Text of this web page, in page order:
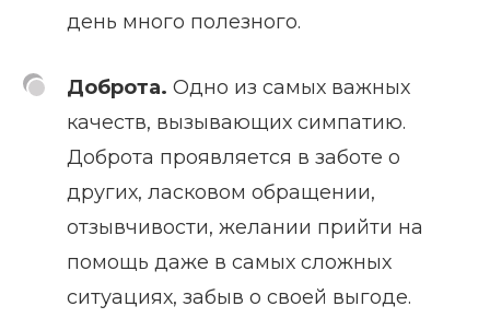
день много полезного.
Доброта. Одно из самых важных
качеств, вызывающих симпатию.
Доброта проявляется в заботе о
других, ласковом обращении,
отзывчивости, желании прийти на
помощь даже в самых сложных
ситуациях, забыв о своей выгоде.